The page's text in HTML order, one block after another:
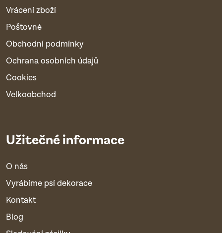
Vrácení zboží
Poštovné
Obchodní podmínky
Ochrana osobních údajů
Cookies
Velkoobchod
Užitečné informace
O nás
Vyrábíme psí dekorace
Kontakt
Blog